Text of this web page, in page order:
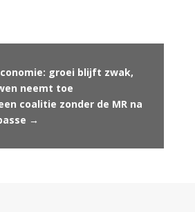
groei blijft zwak,
neemt toe
coalitie zonder de MR na
→